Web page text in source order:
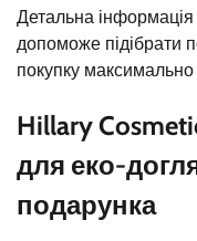
Детальна інформація
допоможе підібрати
покупку
Hillary
для еко-
подарунка